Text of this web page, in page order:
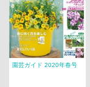
園芸ガイド 2020年春号